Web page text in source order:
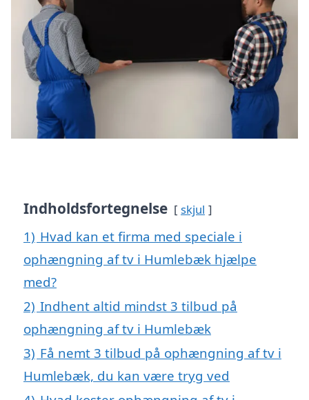
Indholdsfortegnelse skjul
1) Hvad kan et firma med speciale i
ophængning af tv i Humlebæk hjælpe
med?
2) Indhent altid mindst 3 tilbud på
ophængning af tv i Humlebæk
3) Få nemt 3 tilbud på ophængning af tv i
Humlebæk, du kan være tryg ved